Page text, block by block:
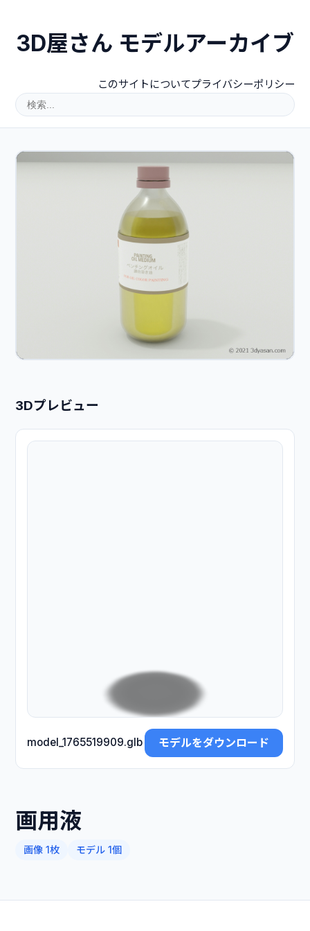
3D屋さん モデルアーカイブ
このサイトについてプライバシーポリシー
3Dプレビュー
model_1765519909.glb モデルをダウンロード
画用液
画像 1枚 モデル 1個